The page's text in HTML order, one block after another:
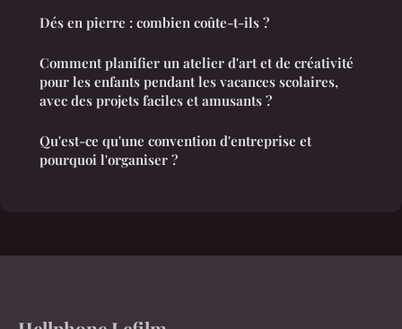
Dés en pierre : combien coûte-t-ils ?
Comment planifier un atelier d'art et de créativité
pour les enfants pendant les vacances scolaires,
avec des projets faciles et amusants ?
Qu'est-ce qu'une convention d'entreprise et
pourquoi l'organiser ?